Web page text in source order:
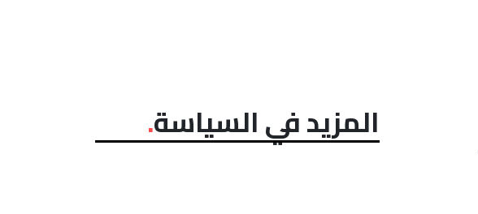
المزيد في السياسة